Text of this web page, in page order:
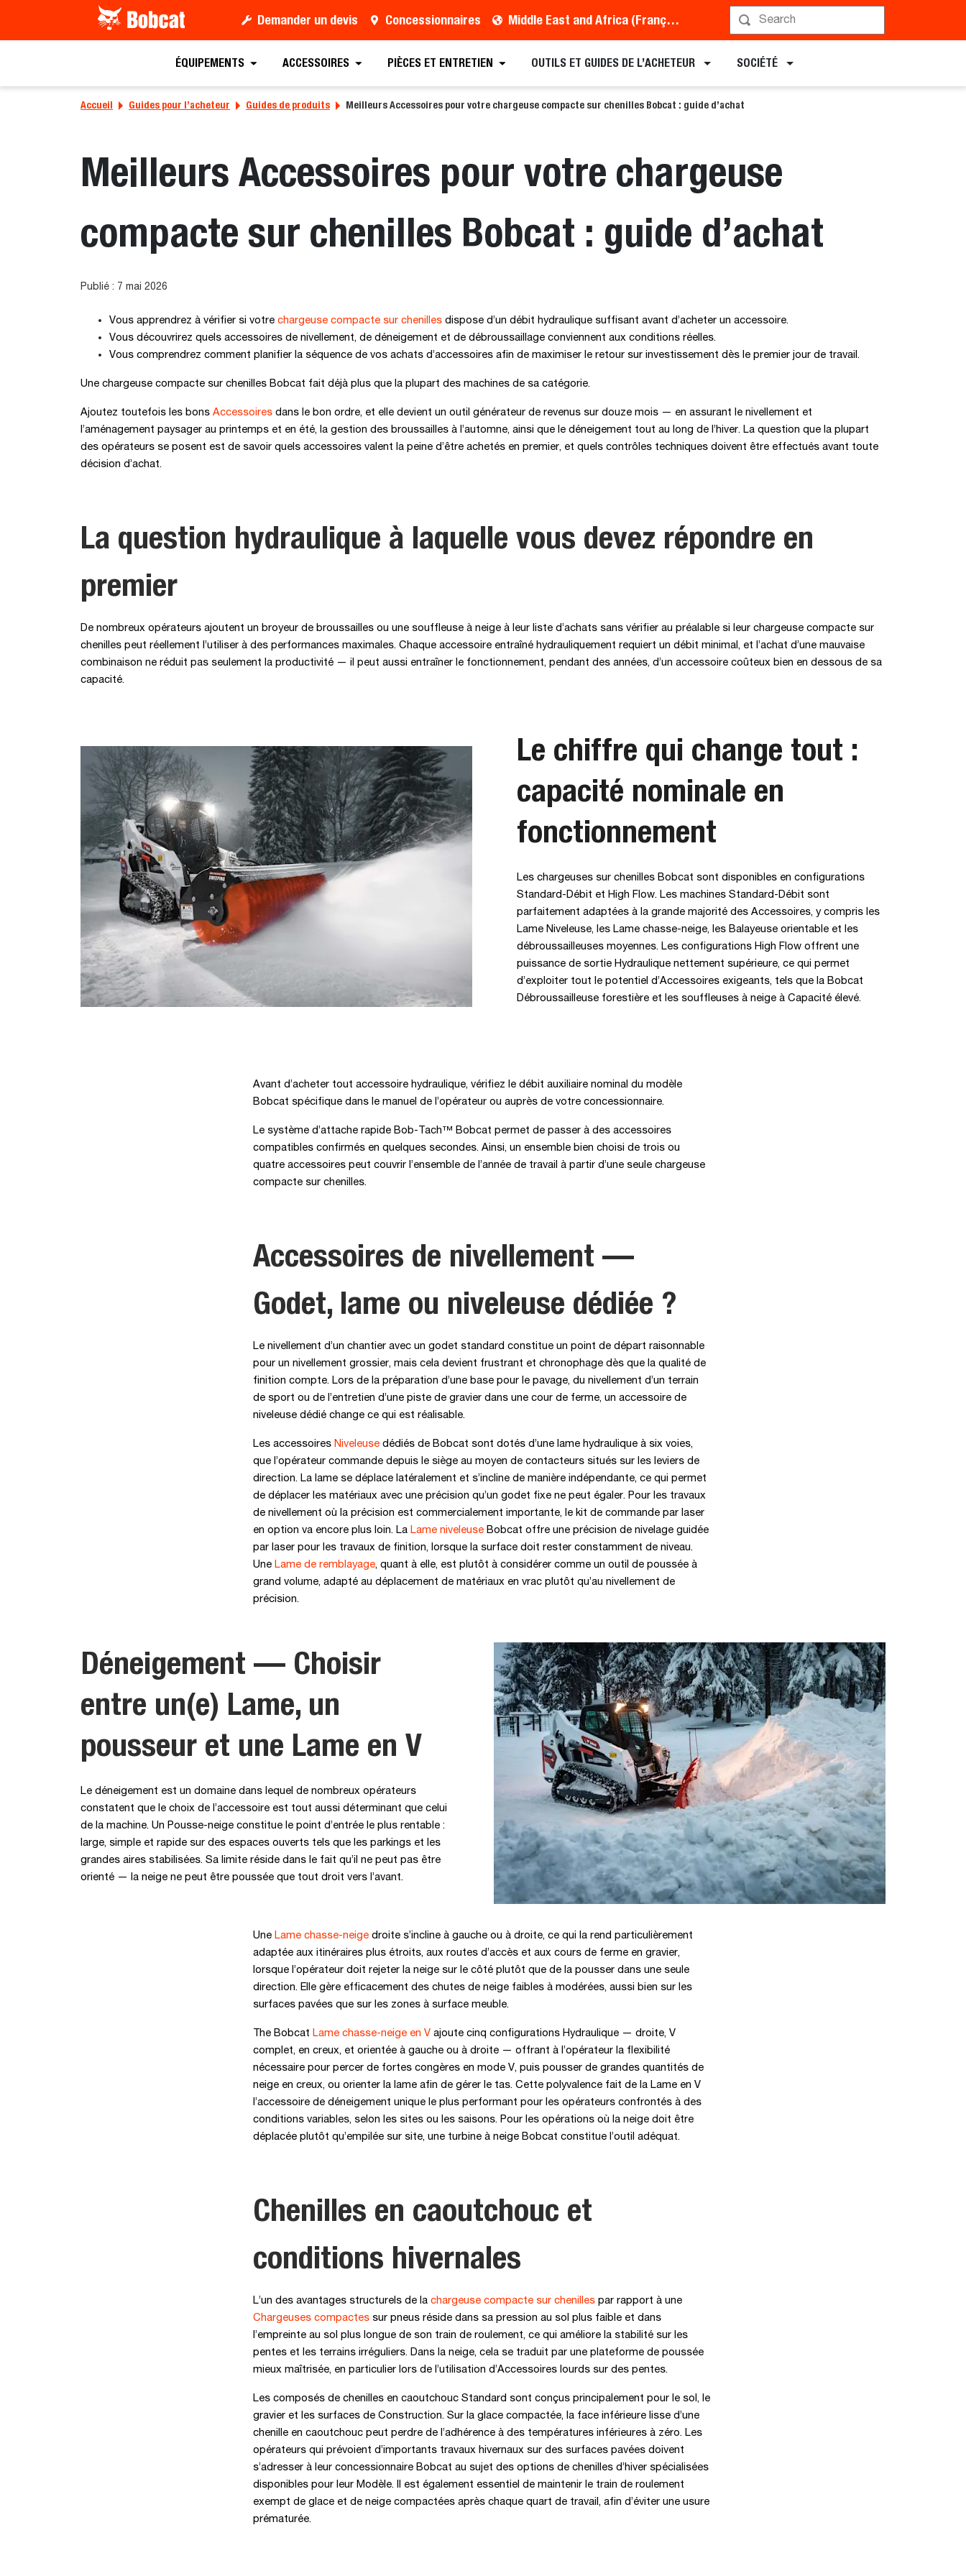
Demander un devis Concessionnaires Middle East and Africa (Français)
ÉQUIPEMENTS ACCESSOIRES PIÈCES ET ENTRETIEN OUTILS ET GUIDES DE L’ACHETEUR SOCIÉTÉ
Accueil Guides pour l’acheteur Guides de produits Meilleurs Accessoires pour votre chargeuse compacte sur chenilles Bobcat : guide d’achat
Meilleurs Accessoires pour votre chargeuse
compacte sur chenilles Bobcat : guide d’achat
Publié : 7 mai 2026
Vous apprendrez à vérifier si votre chargeuse compacte sur chenilles dispose d’un débit hydraulique suffisant avant d’acheter un accessoire.
Vous découvrirez quels accessoires de nivellement, de déneigement et de débroussaillage conviennent aux conditions réelles.
Vous comprendrez comment planifier la séquence de vos achats d’accessoires afin de maximiser le retour sur investissement dès le premier jour de travail.
Une chargeuse compacte sur chenilles Bobcat fait déjà plus que la plupart des machines de sa catégorie.
Ajoutez toutefois les bons Accessoires dans le bon ordre, et elle devient un outil générateur de revenus sur douze mois — en assurant le nivellement et
l’aménagement paysager au printemps et en été, la gestion des broussailles à l’automne, ainsi que le déneigement tout au long de l’hiver. La question que la plupart
des opérateurs se posent est de savoir quels accessoires valent la peine d’être achetés en premier, et quels contrôles techniques doivent être effectués avant toute
décision d’achat.
La question hydraulique à laquelle vous devez répondre en
premier
De nombreux opérateurs ajoutent un broyeur de broussailles ou une souffleuse à neige à leur liste d’achats sans vérifier au préalable si leur chargeuse compacte sur
chenilles peut réellement l’utiliser à des performances maximales. Chaque accessoire entraîné hydrauliquement requiert un débit minimal, et l’achat d’une mauvaise
combinaison ne réduit pas seulement la productivité — il peut aussi entraîner le fonctionnement, pendant des années, d’un accessoire coûteux bien en dessous de sa
capacité.
Le chiffre qui change tout :
capacité nominale en
fonctionnement
Les chargeuses sur chenilles Bobcat sont disponibles en configurations
Standard-Débit et High Flow. Les machines Standard-Débit sont
parfaitement adaptées à la grande majorité des Accessoires, y compris les
Lame Niveleuse, les Lame chasse-neige, les Balayeuse orientable et les
débroussailleuses moyennes. Les configurations High Flow offrent une
puissance de sortie Hydraulique nettement supérieure, ce qui permet
d’exploiter tout le potentiel d’Accessoires exigeants, tels que la Bobcat
Débroussailleuse forestière et les souffleuses à neige à Capacité élevé.
Avant d’acheter tout accessoire hydraulique, vérifiez le débit auxiliaire nominal du modèle
Bobcat spécifique dans le manuel de l’opérateur ou auprès de votre concessionnaire.
Le système d’attache rapide Bob-Tach™ Bobcat permet de passer à des accessoires
compatibles confirmés en quelques secondes. Ainsi, un ensemble bien choisi de trois ou
quatre accessoires peut couvrir l’ensemble de l’année de travail à partir d’une seule chargeuse
compacte sur chenilles.
Accessoires de nivellement —
Godet, lame ou niveleuse dédiée ?
Le nivellement d’un chantier avec un godet standard constitue un point de départ raisonnable
pour un nivellement grossier, mais cela devient frustrant et chronophage dès que la qualité de
finition compte. Lors de la préparation d’une base pour le pavage, du nivellement d’un terrain
de sport ou de l’entretien d’une piste de gravier dans une cour de ferme, un accessoire de
niveleuse dédié change ce qui est réalisable.
Les accessoires Niveleusedédiés de Bobcat sont dotés d’une lame hydraulique à six voies,
que l’opérateur commande depuis le siège au moyen de contacteurs situés sur les leviers de
direction. La lame se déplace latéralement et s’incline de manière indépendante, ce qui permet
de déplacer les matériaux avec une précision qu’un godet fixe ne peut égaler. Pour les travaux
de nivellement où la précision est commercialement importante, le kit de commande par laser
en option va encore plus loin. La Lame niveleuseBobcat offre une précision de nivelage guidée
par laser pour les travaux de finition, lorsque la surface doit rester constamment de niveau.
Une Lame de remblayage, quant à elle, est plutôt à considérer comme un outil de poussée à
grand volume, adapté au déplacement de matériaux en vrac plutôt qu’au nivellement de
précision.
Déneigement — Choisir
entre un(e) Lame, un
pousseur et une Lame en V
Le déneigement est un domaine dans lequel de nombreux opérateurs
constatent que le choix de l’accessoire est tout aussi déterminant que celui
de la machine. Un Pousse-neige constitue le point d’entrée le plus rentable :
large, simple et rapide sur des espaces ouverts tels que les parkings et les
grandes aires stabilisées. Sa limite réside dans le fait qu’il ne peut pas être
orienté — la neige ne peut être poussée que tout droit vers l’avant.
Une Lame chasse-neigedroite s’incline à gauche ou à droite, ce qui la rend particulièrement
adaptée aux itinéraires plus étroits, aux routes d’accès et aux cours de ferme en gravier,
lorsque l’opérateur doit rejeter la neige sur le côté plutôt que de la pousser dans une seule
direction. Elle gère efficacement des chutes de neige faibles à modérées, aussi bien sur les
surfaces pavées que sur les zones à surface meuble.
The Bobcat Lame chasse-neige en Vajoute cinq configurations Hydraulique — droite, V
complet, en creux, et orientée à gauche ou à droite — offrant à l’opérateur la flexibilité
nécessaire pour percer de fortes congères en mode V, puis pousser de grandes quantités de
neige en creux, ou orienter la lame afin de gérer le tas. Cette polyvalence fait de la Lame en V
l’accessoire de déneigement unique le plus performant pour les opérateurs confrontés à des
conditions variables, selon les sites ou les saisons. Pour les opérations où la neige doit être
déplacée plutôt qu’empilée sur site, une turbine à neige Bobcat constitue l’outil adéquat.
Chenilles en caoutchouc et
conditions hivernales
L’un des avantages structurels de la chargeuse compacte sur chenillespar rapport à une
Chargeuses compactessur pneus réside dans sa pression au sol plus faible et dans
l’empreinte au sol plus longue de son train de roulement, ce qui améliore la stabilité sur les
pentes et les terrains irréguliers. Dans la neige, cela se traduit par une plateforme de poussée
mieux maîtrisée, en particulier lors de l’utilisation d’Accessoires lourds sur des pentes.
Les composés de chenilles en caoutchouc Standard sont conçus principalement pour le sol, le
gravier et les surfaces de Construction. Sur la glace compactée, la face inférieure lisse d’une
chenille en caoutchouc peut perdre de l’adhérence à des températures inférieures à zéro. Les
opérateurs qui prévoient d’importants travaux hivernaux sur des surfaces pavées doivent
s’adresser à leur concessionnaire Bobcat au sujet des options de chenilles d’hiver spécialisées
disponibles pour leur Modèle. Il est également essentiel de maintenir le train de roulement
exempt de glace et de neige compactées après chaque quart de travail, afin d’éviter une usure
prématurée.